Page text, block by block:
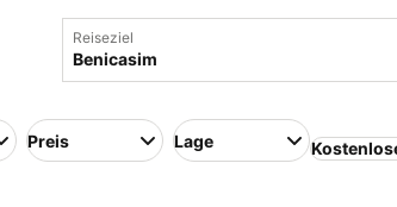
Reiseziel
Preis Lage